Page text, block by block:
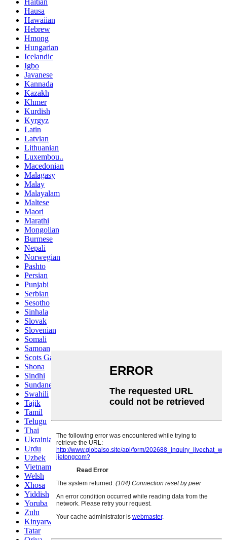
Hausa
Hawaiian
Hebrew
Hmong
Hungarian
Icelandic
Igbo
Javanese
Kannada
Kazakh
Khmer
Kurdish
Kyrgyz
Latin
Latvian
Lithuanian
Luxembou..
Macedonian
Malagasy
Malay
Malayalam
Maltese
Maori
Marathi
Mongolian
Burmese
Nepali
Norwegian
Pashto
Persian
Punjabi
Serbian
Sesotho
Sinhala
Slovak
Slovenian
Somali
Samoan
Scots Gaelic
Shona
Sindhi
Sundanese
Swahili
Tajik
Tamil
Telugu
Thai
Ukrainian
Urdu
Uzbek
Vietnamese
Welsh
Xhosa
Yiddish
Yoruba
Zulu
Kinyarwanda
Tatar